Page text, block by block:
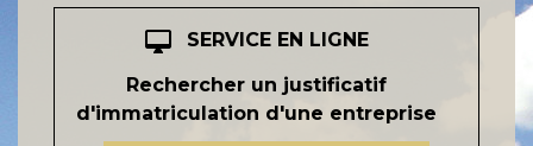
desktop_mac
SERVICE EN LIGNE
Rechercher un justificatif
d'immatriculation d'une entreprise